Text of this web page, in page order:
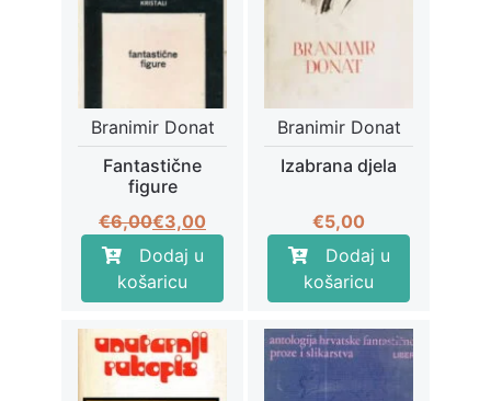
Branimir Donat
Fantastične
figure
€6,00Izvorna
cijena
bila
je:
€6,00.
€3,00
Trenutna
cijena
je:
€3,00.
Dodaj u
košaricu
Branimir Donat
Izabrana djela
€5,00
Dodaj u
košaricu